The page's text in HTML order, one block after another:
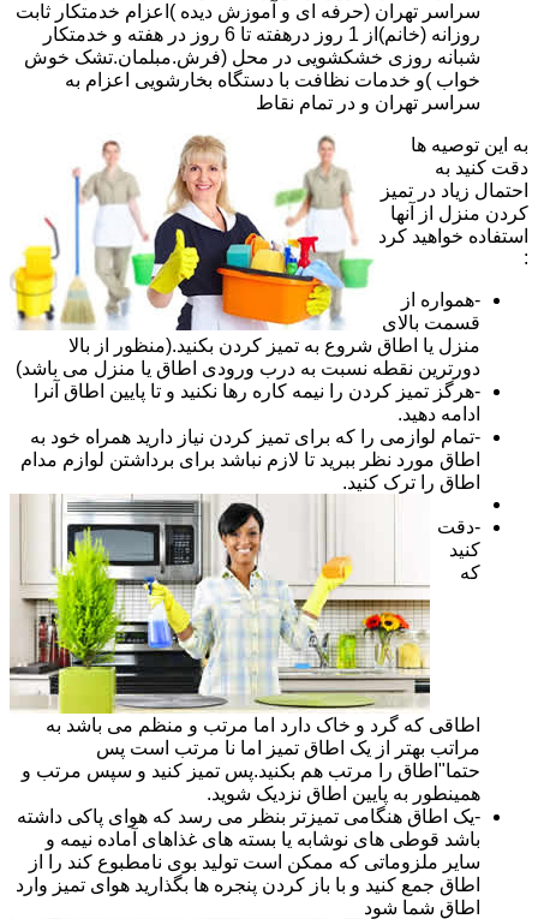
سراسر تهران (حرفه ای و آموزش دیده )اعزام خدمتکار ثابت
روزانه (خانم)از 1 روز درهفته تا 6 روز در هفته و خدمتکار
شبانه روزی خشکشویی در محل (فرش.مبلمان.تشک خوش
خواب )و خدمات نظافت با دستگاه بخارشویی اعزام به
سراسر تهران و در تمام نقاط
به این توصیه ها
دقت کنید به
احتمال زیاد در تمیز
کردن منزل از آنها
استفاده خواهید کرد
:
-همواره از
قسمت بالای
منزل یا اطاق شروع به تمیز کردن بکنید.(منظور از بالا
دورترین نقطه نسبت به درب ورودی اطاق یا منزل می باشد)
-هرگز تمیز کردن را نیمه کاره رها نکنید و تا پایین اطاق آنرا
ادامه دهید.
-تمام لوازمی را که برای تمیز کردن نیاز دارید همراه خود به
اطاق مورد نظر ببرید تا لازم نباشد برای برداشتن لوازم مدام
اطاق را ترک کنید.
-دقت
کنید
که
اطاقی که گرد و خاک دارد اما مرتب و منظم می باشد به
مراتب بهتر از یک اطاق تمیز اما نا مرتب است پس
حتما"اطاق را مرتب هم بکنید.پس تمیز کنید و سپس مرتب و
همینطور به پایین اطاق نزدیک شوید.
-یک اطاق هنگامی تمیزتر بنظر می رسد که هوای پاکی داشته
باشد قوطی های نوشابه یا بسته های غذاهای آماده نیمه و
سایر ملزوماتی که ممکن است تولید بوی نامطبوع کند را از
اطاق جمع کنید و با باز کردن پنجره ها بگذارید هوای تمیز وارد
اطاق شما شود